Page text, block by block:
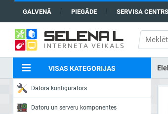
GALVENĀ PIEGĀDE SERVISA CENTRS
VISAS KATEGORIJAS
Datora konfigurators
Datoru un serveru komponentes